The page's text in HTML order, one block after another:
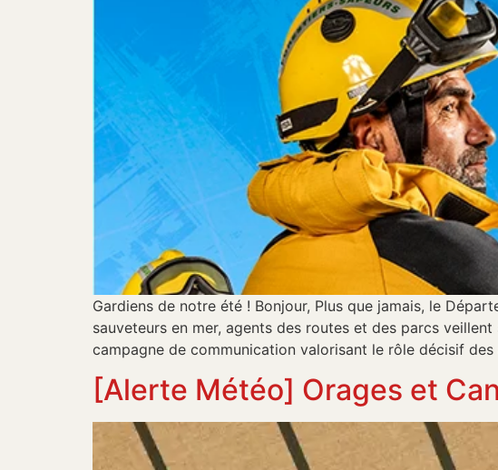
Gardiens de notre été ! Bonjour, Plus que jamais, le
sauveteurs en mer, agents des routes et des parcs
campagne de communication valorisant le rôle décisif
[Alerte Météo] Orages et